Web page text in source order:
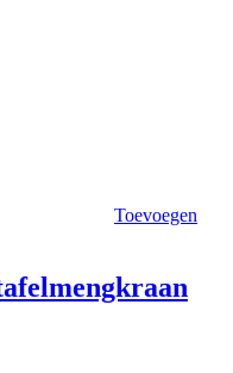
Toevoegen